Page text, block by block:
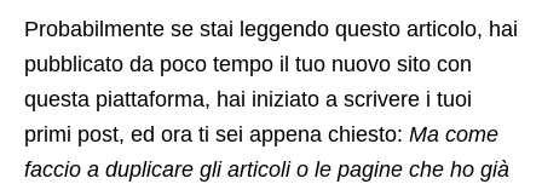
Probabilmente se stai leggendo questo articolo, hai
pubblicato da poco tempo il tuo nuovo sito con
questa piattaforma, hai iniziato a scrivere i tuoi
primi post, ed ora ti sei appena chiesto: Ma come
faccio a duplicare gli articoli o le pagine che ho già